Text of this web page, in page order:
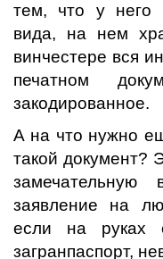
тем, что у него
вида, на нем
винчестере вся
печатном
закодированное.
А на что нужно
такой документ?
замечательную
заявление на
если на руках
загранпаспорт,